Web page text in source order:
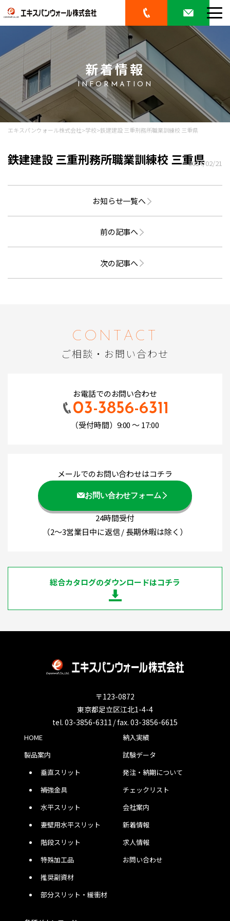
新着情報
INFORMATION
エキスパンウォール株式会社>学校>鉄建建設 三重刑務所職業訓練校 三重県
鉄建建設 三重刑務所職業訓練校 三重県2024/02/21
お知らせ一覧へ
前の記事へ
次の記事へ
CONTACT
ご相談・お問い合わせ
お電話でのお問い合わせ
03-3856-6311
（受付時間）9:00 ～ 17:00
メールでのお問い合わせはコチラ
お問い合わせフォーム
24時間受付
（2～3営業日中に返信 / 長期休暇は除く）
総合カタログのダウンロードはコチラ
〒123-0872
東京都足立区江北1-4-4
tel. 03-3856-6311 / fax. 03-3856-6615
HOME
製品案内
垂直スリット
補強金具
水平スリット
妻壁用水平スリット
階段スリット
特殊加工品
推奨副資材
部分スリット・緩衝材
納入実績
試験データ
発注・納期について
チェックリスト
会社案内
新着情報
求人情報
お問い合わせ